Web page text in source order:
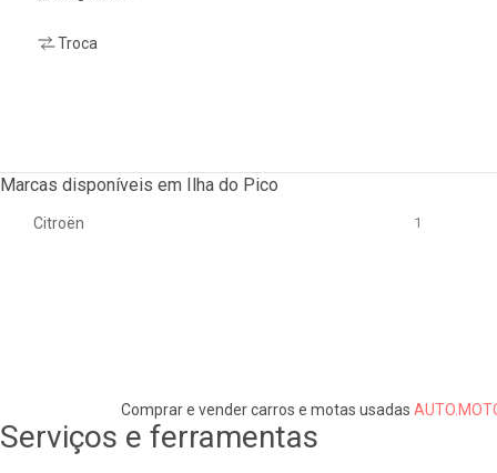
Troca
Marcas disponíveis em Ilha do Pico
Citroën 1
Comprar e vender carros e motas usadas
Serviços e ferramentas